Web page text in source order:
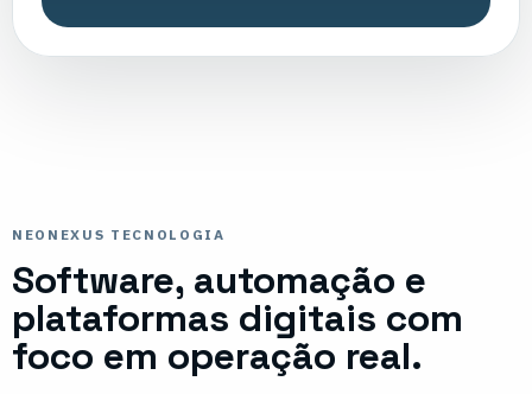
NEONEXUS TECNOLOGIA
Software, automação e
plataformas digitais com
foco em operação real.